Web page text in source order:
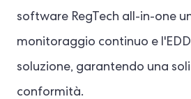
software RegTech all-in-one
monitoraggio continuo e
soluzione, garantendo una
conformità.